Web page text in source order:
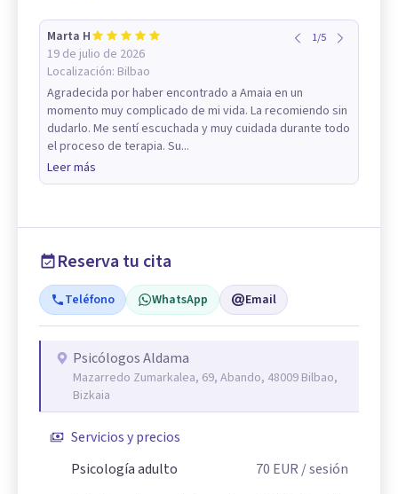
Marta H
19 de julio de 2026
Localización: Bilbao
1/5
Agradecida por haber encontrado a Amaia en un
momento muy complicado de mi vida. La recomiendo sin
dudarlo. Me sentí escuchada y muy cuidada durante todo
el proceso de terapia. Su...
Leer más
Reserva tu cita
Teléfono WhatsApp Email
Psicólogos Aldama
Mazarredo Zumarkalea, 69, Abando, 48009 Bilbao,
Bizkaia
Servicios y precios
Psicología adulto
70 EUR / sesión